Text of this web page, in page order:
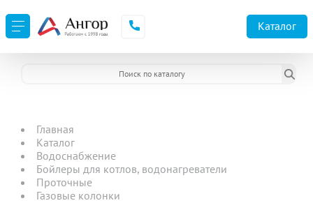
Каталог
Главная
Каталог
Водоснабжение
Бойлеры для котлов, водонагреватели
Проточные
Газовые колонки